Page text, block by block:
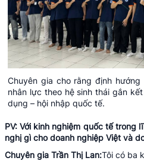
Chuyên gia cho rằng định
nhân lực theo hệ sinh thái gắn
dụng – hội nhập quốc tế.
PV: Với kinh nghiệm quốc tế trong
nghị gì cho doanh nghiệp Việt và
Chuyên gia Trần Thị Lan:Tôi có ba